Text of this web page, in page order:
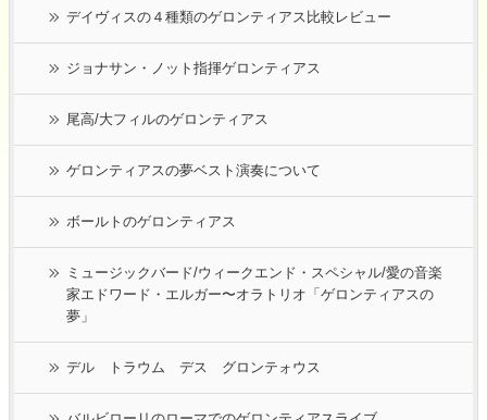
デイヴィスの４種類のゲロンティアス比較レビュー
ジョナサン・ノット指揮ゲロンティアス
尾高/大フィルのゲロンティアス
ゲロンティアスの夢ベスト演奏について
ボールトのゲロンティアス
ミュージックバード/ウィークエンド・スペシャル/愛の音楽
家エドワード・エルガー〜オラトリオ「ゲロンティアスの
夢」
デル トラウム デス グロンテォウス